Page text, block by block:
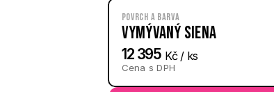
Povrch a barva
Vymývaný Siena
12 395 Kč / ks
Cena s DPH